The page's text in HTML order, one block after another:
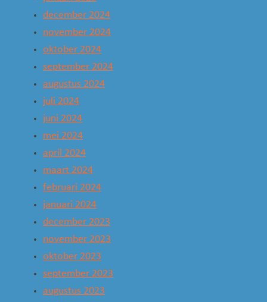
december 2024
november 2024
oktober 2024
september 2024
augustus 2024
juli 2024
juni 2024
mei 2024
april 2024
maart 2024
februari 2024
januari 2024
december 2023
november 2023
oktober 2023
september 2023
augustus 2023